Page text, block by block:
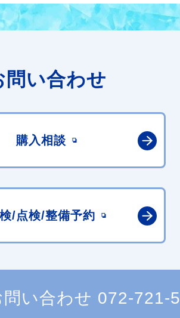
問い合わせ
購入相談
/点検/整備予約
い合わせ 072-721-